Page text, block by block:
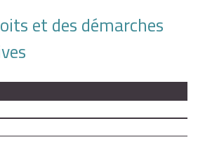
et des démarches